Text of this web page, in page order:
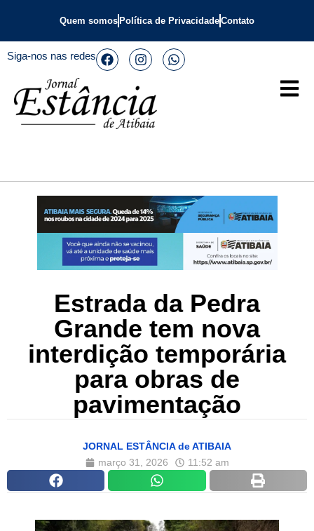
Quem somos Política de PrivacidadeContato
Siga-nos nas redes
Estrada da Pedra
Grande tem nova
interdição temporária
para obras de
pavimentação
JORNAL ESTÂNCIA de ATIBAIA
março 31, 2026
11:52 am